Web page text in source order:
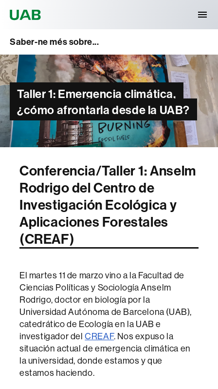
Saber-ne més sobre...
Taller 1: Emergencia climática,
¿cómo afrontarla desde la UAB?
Conferencia/Taller 1: Anselm
Rodrigo del Centro de
Investigación Ecológica y
Aplicaciones Forestales
(CREAF)
El martes 11 de marzo vino a la Facultad de
Ciencias Políticas y Sociología Anselm
Rodrigo, doctor en biología por la
Universidad Autónoma de Barcelona (UAB),
catedrático de Ecología en la UAB e
investigador delCREAF. Nos expuso la
situación actual de emergencia climática en
la universidad, donde estamos y que
estamos haciendo.